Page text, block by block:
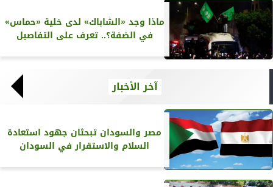
ماذا وجد «الشاباك» لدى خلية «حماس»
في الضفة؟.. تعرف على التفاصيل
آخر الأخبار
مصر والسودان تبحثان جهود استعادة
السلام والاستقرار في السودان